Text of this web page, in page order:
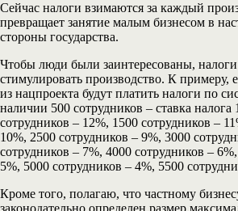
Сейчас налоги взимаются за каждый
превращает занятие малым бизнесом в
стороны государства.
Чтобы люди были заинтересованы,
стимулировать производство. К примеру,
из нацпроекта будут платить налоги по
наличии 500 сотрудников – ставка налога
сотрудников – 12%, 1500 сотрудников –
10%, 2500 сотрудников – 9%, 3000
сотрудников – 7%, 4000 сотрудников –
5%, 5000 сотрудников – 4%, 5500
Кроме того, полагаю, что частному
законодательно определен размер